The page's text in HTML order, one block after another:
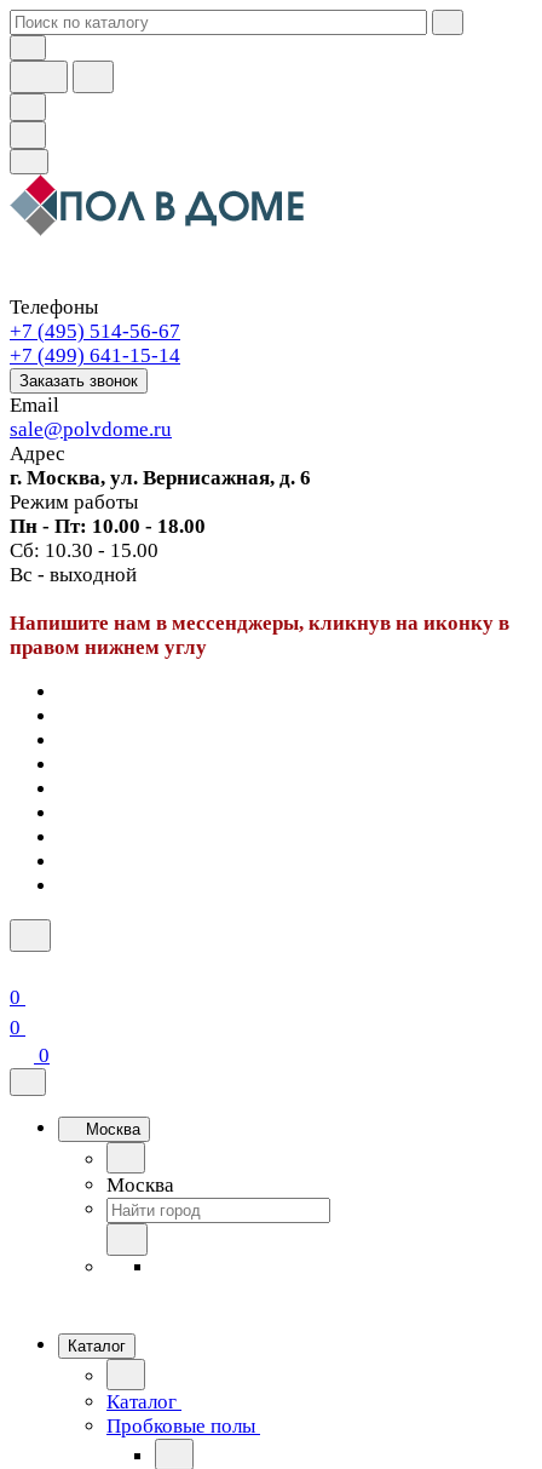
Телефоны
+7 (495) 514-56-67
+7 (499) 641-15-14
Заказать звонок
Email
sale@polvdome.ru
Адрес
г. Москва, ул. Вернисажная, д. 6
Режим работы
Пн - Пт: 10.00 - 18.00
Сб: 10.30 - 15.00
Вс - выходной
Напишите нам в мессенджеры, кликнув на иконку в
правом нижнем углу
0
0
0
Москва
Москва
Каталог
Каталог
Пробковые полы